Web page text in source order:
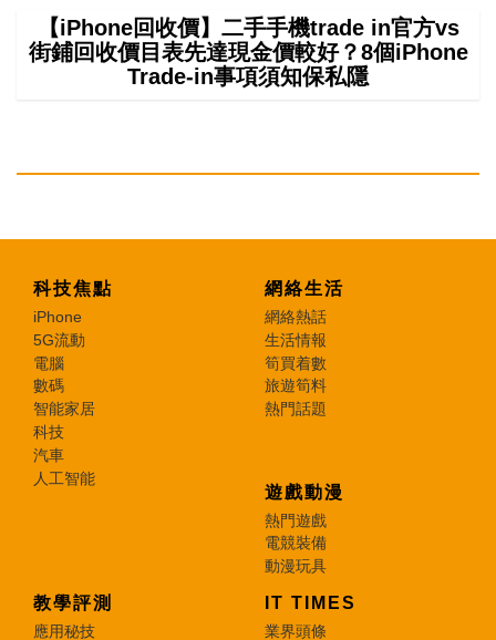
【iPhone回收價】二手手機trade in官方vs
街鋪回收價目表先達現金價較好？8個iPhone
Trade-in事項須知保私隱
科技焦點
iPhone
5G流動
電腦
數碼
智能家居
科技
汽車
人工智能
網絡生活
網絡熱話
生活情報
筍買着數
旅遊筍料
熱門話題
遊戲動漫
熱門遊戲
電競裝備
動漫玩具
教學評測
應用秘技
IT TIMES
業界頭條